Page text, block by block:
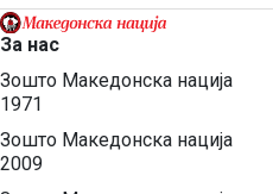
За нас
Зошто Македонска нација
1971
Зошто Македонска нација
2009